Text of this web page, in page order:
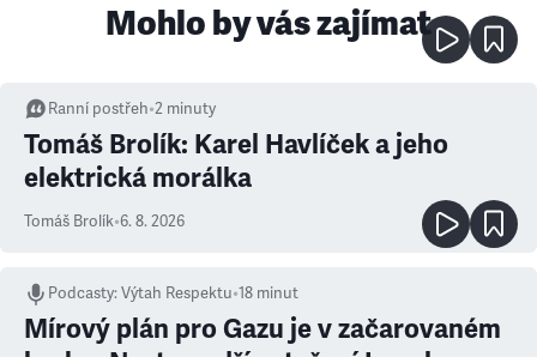
Mohlo by vás zajímat
Ranní postřeh•2 minuty
Tomáš Brolík: Karel Havlíček a jeho
elektrická morálka
Tomáš Brolík•6. 8. 2026
Podcasty:Výtah Respektu•18 minut
Mírový plán pro Gazu je v začarovaném